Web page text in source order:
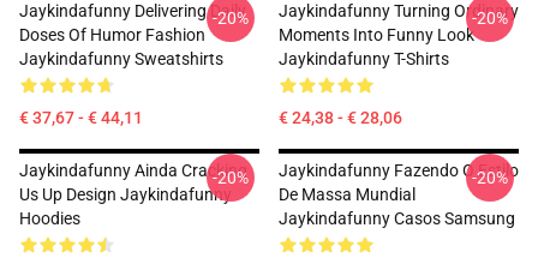
Jaykindafunny Delivering Daily
Doses Of Humor Fashion
Jaykindafunny Sweatshirts
€ 37,67 - € 44,11
-20%
Jaykindafunny Turning Ordinary
Moments Into Funny Look
Jaykindafunny T-Shirts
€ 24,38 - € 28,06
-20%
Jaykindafunny Ainda Cracking
Us Up Design Jaykindafunny
Hoodies
-20%
Jaykindafunny Fazendo O Estilo
De Massa Mundial
Jaykindafunny Casos Samsung
-20%